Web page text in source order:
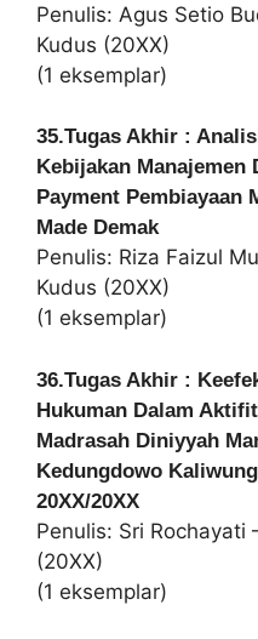
Penulis: Agus Setio
Kudus (20XX)
(1 eksemplar)
35.Tugas Akhir :
Kebijakan Manajemen
Payment Pembiayaan
Made Demak
Penulis: Riza Faizul
Kudus (20XX)
(1 eksemplar)
36.Tugas Akhir :
Hukuman Dalam
Madrasah Diniyyah
Kedungdowo
20XX/20XX
Penulis: Sri Rochayati
(20XX)
(1 eksemplar)